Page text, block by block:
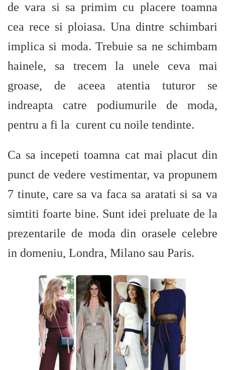
de vara si sa primim cu placere toamna
cea rece si ploiasa. Una dintre schimbari
implica si moda. Trebuie sa ne schimbam
hainele, sa trecem la unele ceva mai
groase, de aceea atentia tuturor se
indreapta catre podiumurile de moda,
pentru a fi la curent cu noile tendinte.
Ca sa incepeti toamna cat mai placut din
punct de vedere vestimentar, va propunem
7 tinute, care sa va faca sa aratati si sa va
simtiti foarte bine. Sunt idei preluate de la
prezentarile de moda din orasele celebre
in domeniu, Londra, Milano sau Paris.